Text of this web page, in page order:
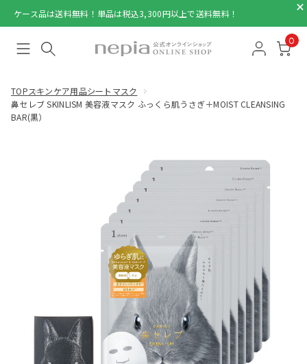
ケース品は送料無料！単品は税込3,300円以上で送料無料！
0
TOPスキンケア用品シートマスク
鼻セレブ SKINLISM 美容液マスク ふっくら肌うさぎ＋MOIST CLEANSING
BAR(黒）